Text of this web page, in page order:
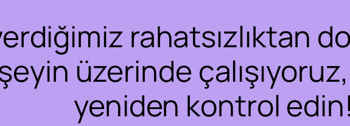
rahatsızlıktan
üzerinde
yeniden kontrol edin!